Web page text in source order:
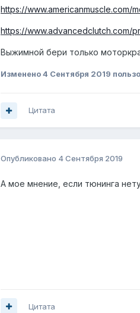
https://www.americanmuscle.com/
https://www.advancedclutch.com/
Выжимной бери только
Изменено4 Сентября 2019
Цитата
Опубликовано 4 Сентября 2019
А мое мнение, если тюнинга
Цитата